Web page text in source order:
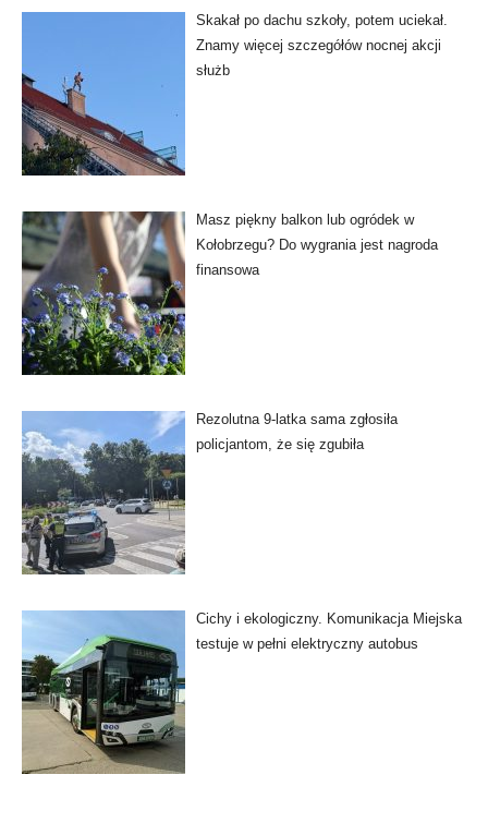
Skakał po dachu szkoły, potem uciekał.
Znamy więcej szczegółów nocnej akcji
służb
Masz piękny balkon lub ogródek w
Kołobrzegu? Do wygrania jest nagroda
finansowa
Rezolutna 9-latka sama zgłosiła
policjantom, że się zgubiła
Cichy i ekologiczny. Komunikacja Miejska
testuje w pełni elektryczny autobus